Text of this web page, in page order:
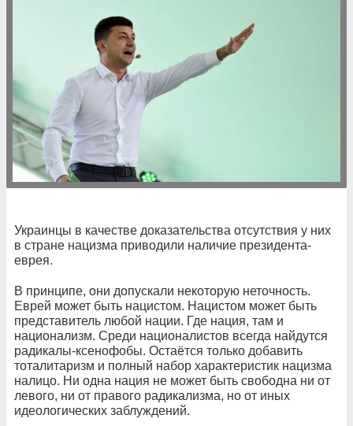
Украинцы в качестве доказательства отсутствия у них
в стране нацизма приводили наличие президента-
еврея.
В принципе, они допускали некоторую неточность.
Еврей может быть нацистом. Нацистом может быть
представитель любой нации. Где нация, там и
национализм. Среди националистов всегда найдутся
радикалы-ксенофобы. Остаётся только добавить
тоталитаризм и полный набор характеристик нацизма
налицо. Ни одна нация не может быть свободна ни от
левого, ни от правого радикализма, но от иных
идеологических заблуждений.